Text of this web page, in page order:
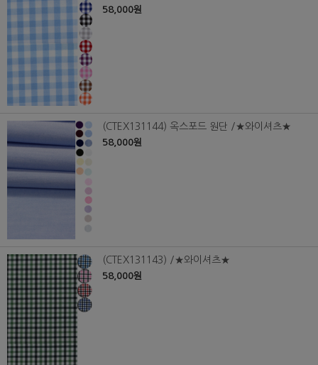
58,000원
(CTEX131144) 옥스포드 원단 /★와이셔츠★
58,000원
(CTEX131143) /★와이셔츠★
58,000원